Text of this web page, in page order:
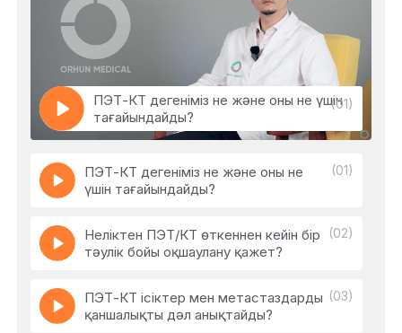
ПЭТ-КТ дегеніміз не және оны не үшін
тағайындайды?
(01)
ПЭТ-КТ дегеніміз не және оны не
үшін тағайындайды?
(01)
Неліктен ПЭТ/КТ өткеннен кейін бір
тәулік бойы оқшаулану қажет?
(02)
ПЭТ-КТ ісіктер мен метастаздарды
қаншалықты дәл анықтайды?
(03)